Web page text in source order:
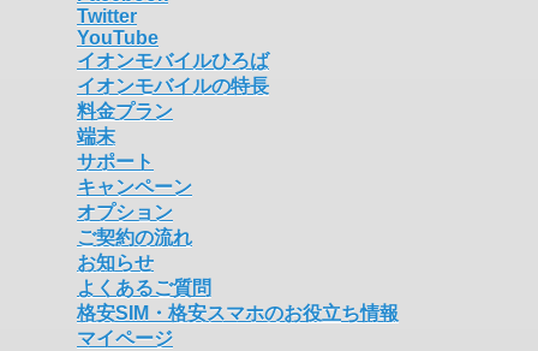
Twitter
YouTube
イオンモバイルひろば
イオンモバイルの特長
料金プラン
端末
サポート
キャンペーン
オプション
ご契約の流れ
お知らせ
よくあるご質問
格安SIM・格安スマホのお役立ち情報
マイページ